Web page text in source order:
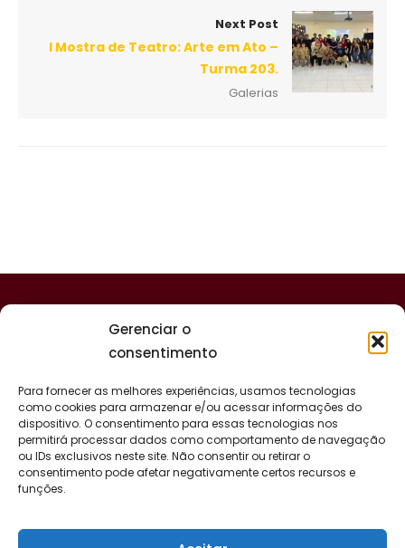
Gerenciar o
consentimento
Para fornecer as melhores experiências, usamos tecnologias
como cookies para armazenar e/ou acessar informações do
dispositivo. O consentimento para essas tecnologias nos
permitirá processar dados como comportamento de navegação
ou IDs exclusivos neste site. Não consentir ou retirar o
consentimento pode afetar negativamente certos recursos e
funções.
Next Post
I Mostra de Teatro: Arte em Ato –
Turma 203.
Galerias